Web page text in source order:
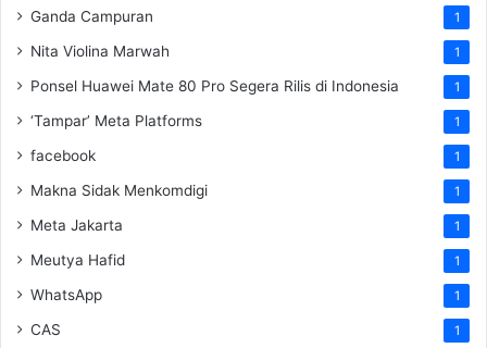
Ganda Campuran 1
Nita Violina Marwah 1
Ponsel Huawei Mate 80 Pro Segera Rilis di Indonesia 1
‘Tampar’ Meta Platforms 1
facebook 1
Makna Sidak Menkomdigi 1
Meta Jakarta 1
Meutya Hafid 1
WhatsApp 1
CAS 1